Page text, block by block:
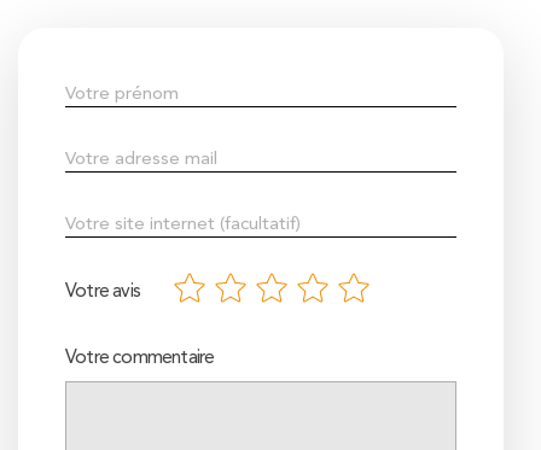
Votre avis
Votre commentaire